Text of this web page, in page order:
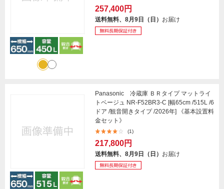
257,400円
送料無料、8月9日（日） お届け
Panasonic 冷蔵庫 ＢＲタイプ マットライ
トベージュ NR-F52BR3-C [幅65cm /515L /6
ドア /観音開きタイプ /2026年] 《基本設置料
金セット》
(1)
217,800円
送料無料、8月9日（日） お届け